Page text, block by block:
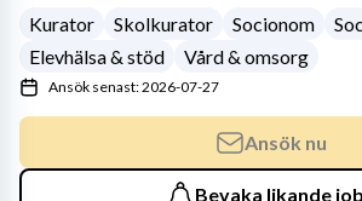
Kurator
Skolkurator Socionom
Elevhälsa & stöd
Vård & omsorg
Ansök senast: 2026-07-27
Ansök nu
Bevaka likande